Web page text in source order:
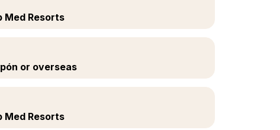
Med Resorts
or overseas
Med Resorts